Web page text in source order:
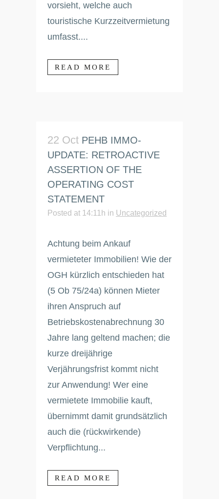
vorsieht, welche auch
touristische Kurzzeitvermietung
umfasst....
READ MORE
22 Oct PEHB IMMO-
UPDATE: RETROACTIVE
ASSERTION OF THE
OPERATING COST
STATEMENT
Posted at 14:11h in Uncategorized
Achtung beim Ankauf
vermieteter Immobilien! Wie der
OGH kürzlich entschieden hat
(5 Ob 75/24a) können Mieter
ihren Anspruch auf
Betriebskostenabrechnung 30
Jahre lang geltend machen; die
kurze dreijährige
Verjährungsfrist kommt nicht
zur Anwendung! Wer eine
vermietete Immobilie kauft,
übernimmt damit grundsätzlich
auch die (rückwirkende)
Verpflichtung...
READ MORE